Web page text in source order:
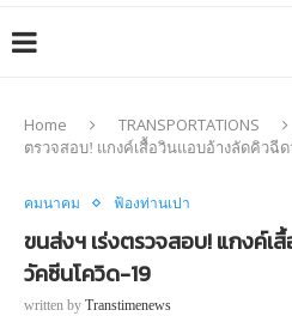
Home TRANSPORTATIONS
ตรวจสอบ! แกงค์เสื้อวินแอบอ้างลัดคิวฉี
คมนาคม ฟ้องท่านเปา
ขนส่งฯ เร่งตรวจสอบ! แกงค์เ
วัคซีนโควิด-19
written by Transtimenews